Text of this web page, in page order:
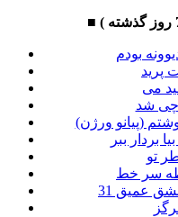
■
بودم
پرید
می
چی شد
(پیانو ورژن)
بردار ببر
تو
سر خط
عمیق 31